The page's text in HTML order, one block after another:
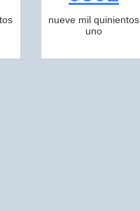
nueve mil quinientos
uno